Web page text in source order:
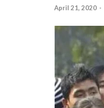
April 21, 2020 -